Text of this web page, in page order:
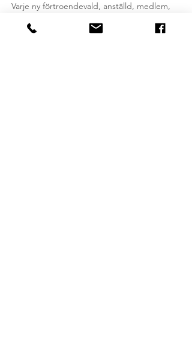
Varje ny förtroendevald, anställd, medlem,
projektdeltagare eller ideellt engagerad får i
samband med inträde/start information om